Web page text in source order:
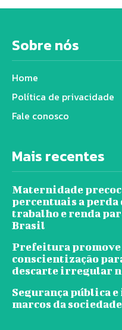
Sobre nós
Home
Política de privacidade
Fale conosco
Mais recentes
Maternidade
percentuais a
trabalho e renda
Brasil
Prefeitura
conscientização
descarte irregular
Segurança pública
marcos da